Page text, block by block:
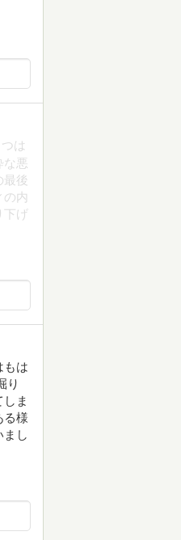
は
な悪
最後
の内
下げ
もは
り
ま
る様
まし